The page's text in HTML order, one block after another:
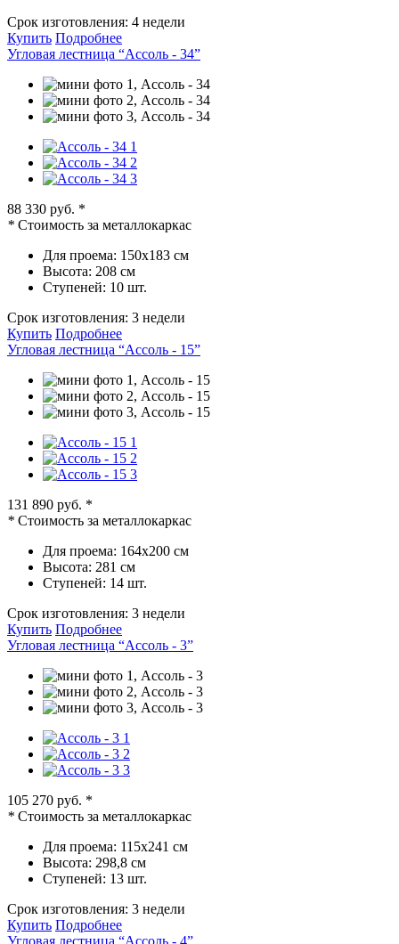
Срок изготовления: 4 недели
Купить Подробнее
Угловая лестница “Ассоль - 34”
88 330 руб. *
* Стоимость за металлокаркас
Для проема: 150х183 см
Высота: 208 см
Ступеней: 10 шт.
Срок изготовления: 3 недели
Купить Подробнее
Угловая лестница “Ассоль - 15”
131 890 руб. *
* Стоимость за металлокаркас
Для проема: 164х200 см
Высота: 281 см
Ступеней: 14 шт.
Срок изготовления: 3 недели
Купить Подробнее
Угловая лестница “Ассоль - 3”
105 270 руб. *
* Стоимость за металлокаркас
Для проема: 115х241 см
Высота: 298,8 см
Ступеней: 13 шт.
Срок изготовления: 3 недели
Купить Подробнее
Угловая лестница “Ассоль - 4”